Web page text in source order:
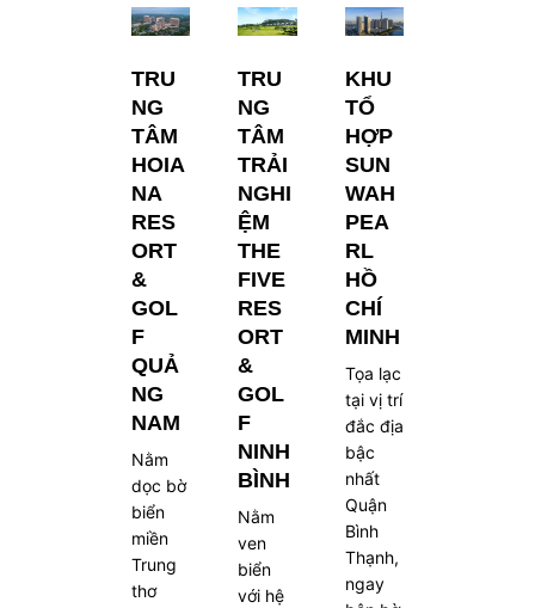
TRU
NG
TÂM
HOIA
NA
RES
ORT
&
GOL
F
QUẢ
NG
NAM
Nằm
dọc bờ
biển
miền
Trung
thơ
TRU
NG
TÂM
TRẢI
NGHI
ỆM
THE
FIVE
RES
ORT
&
GOL
F
NINH
BÌNH
Nằm
ven
biển
với hệ
KHU
TỔ
HỢP
SUN
WAH
PEA
RL
HỒ
CHÍ
MINH
Tọa lạc
tại vị trí
đắc địa
bậc
nhất
Quận
Bình
Thạnh,
ngay